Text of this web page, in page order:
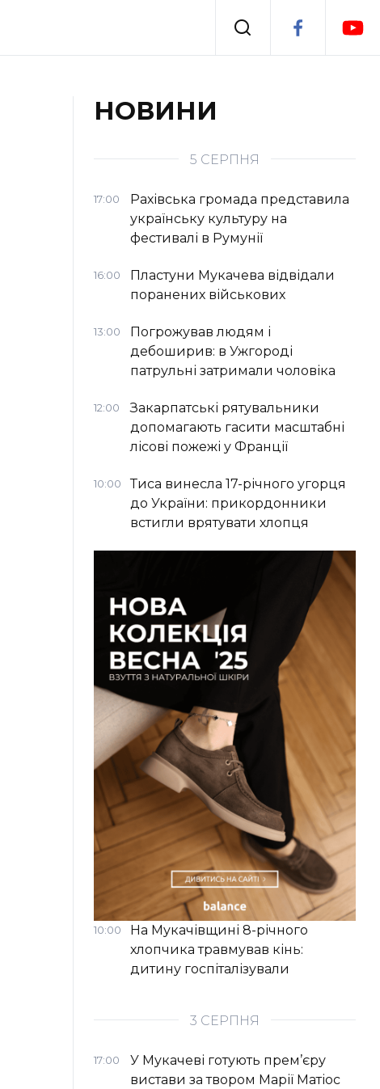
Події
НОВИНИ
5 СЕРПНЯ
17:00
Рахівська громада представила
українську культуру на
фестивалі в Румунії
16:00
Пластуни Мукачева відвідали
поранених військових
13:00
Погрожував людям і
дебоширив: в Ужгороді
патрульні затримали чоловіка
12:00
Закарпатські рятувальники
допомагають гасити масштабні
лісові пожежі у Франції
10:00
Тиса винесла 17-річного угорця
до України: прикордонники
встигли врятувати хлопця
10:00
На Мукачівщині 8-річного
хлопчика травмував кінь:
дитину госпіталізували
3 СЕРПНЯ
17:00
У Мукачеві готують прем’єру
вистави за твором Марії Матіос